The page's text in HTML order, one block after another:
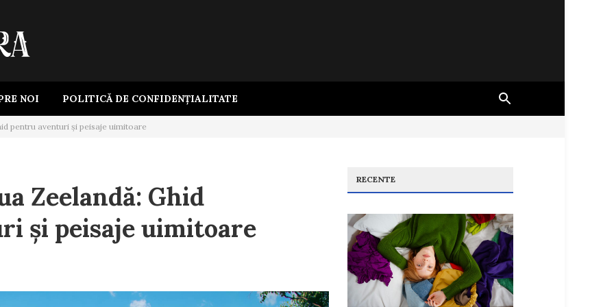
NOI POLITICĂ DE CONFIDENȚIALITATE
pentru aventuri și peisaje uimitoare
Zeelandă: Ghid
și peisaje uimitoare
RECENTE